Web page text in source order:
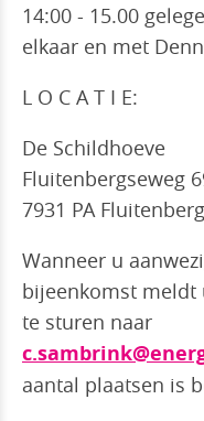
14:00 - 15.00
elkaar en met
L O C A T I E:
De Schildhoeve
Fluitenbergseweg
7931 PA Fluitenberg
Wanneer u
bijeenkomst meldt
te sturen naar
aantal plaatsen is